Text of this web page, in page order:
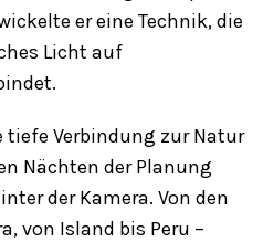
er eine Technik, die
Licht auf
tiefe Verbindung zur Natur
Nächten der Planung
der Kamera. Von den
von Island bis Peru –